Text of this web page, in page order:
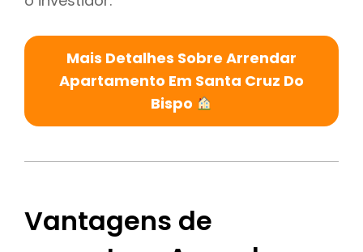
Mais Detalhes Sobre Arrendar
Apartamento Em Santa Cruz Do
Bispo
Vantagens de